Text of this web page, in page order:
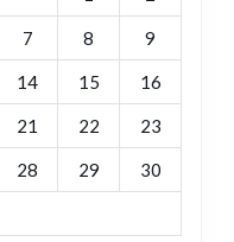
7 8 9
14 15 16
21 22 23
28 29 30